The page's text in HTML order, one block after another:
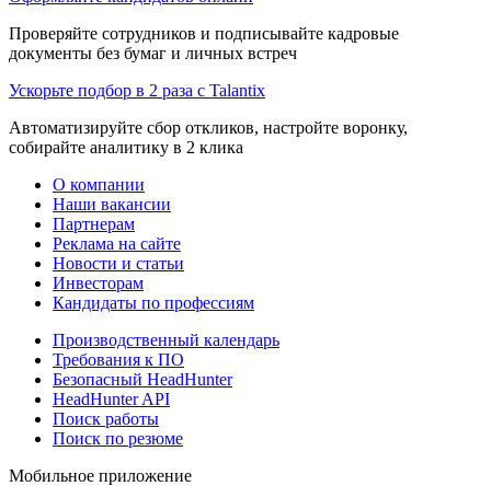
Проверяйте сотрудников и подписывайте кадровые
документы без бумаг и личных встреч
Ускорьте подбор в 2 раза с Talantix
Автоматизируйте сбор откликов, настройте воронку,
собирайте аналитику в 2 клика
О компании
Наши вакансии
Партнерам
Реклама на сайте
Новости и статьи
Инвесторам
Кандидаты по профессиям
Производственный календарь
Требования к ПО
Безопасный HeadHunter
HeadHunter API
Поиск работы
Поиск по резюме
Мобильное приложение